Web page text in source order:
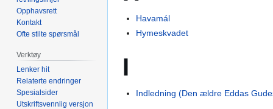
Havamál
Hymeskvadet
I
Indledning (Den ældre Eddas
Opphavsrett
Kontakt
Ofte stilte spørsmål
Verktøy
Lenker hit
Relaterte endringer
Spesialsider
Utskriftsvennlig versjon